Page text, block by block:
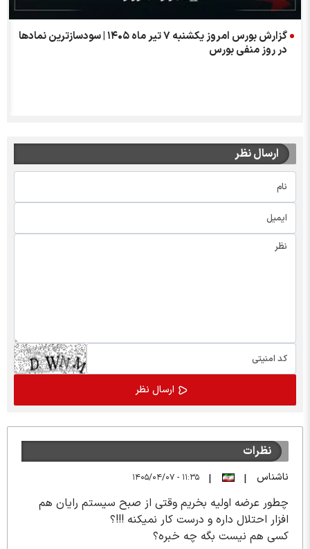
گزارش بورس امروز یکشنبه ۷ تیر ماه ۱۴۰۵ | سودسازترین نمادها
در روز منفی بورس
ارسال نظر
نظرات
ناشناس |
| ۱۱:۳۵ - ۱۴۰۵/۰۴/۰۷
چطور عرضه اولیه بخریم وقتی از صبح سیستم رایان هم
افزار احتلال داره و درست کار نمیکنه !!!؟
کسی هم نیست بگه چه خبره؟